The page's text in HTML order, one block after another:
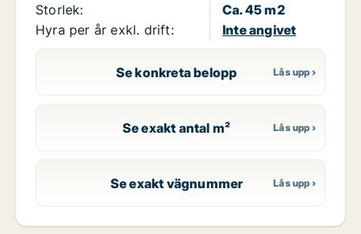
Storlek:
Ca. 45 m2
Hyra per år exkl. drift:
Inte angivet
Se konkreta belopp
Se exakt antal m²
Se exakt vägnummer